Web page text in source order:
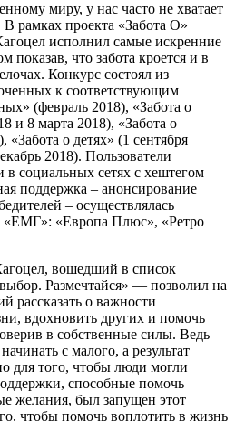
миру, у нас часто не хватает
рамках проекта «Забота О»
исполнил самые искренние
показав, что забота кроется и в
Конкурс состоял из
к соответствующим
(февраль 2018), «Забота о
и 8 марта 2018), «Забота о
о детях» (1 сентября
2018). Пользователи
в социальных сетях с хештегом
поддержка – анонсирование
– осуществлялась
«ЕМГ»: «Европа Плюс», «Ретро
вошедший в список
Размечтайся» — позволил на
рассказать о важности
вдохновить других и помочь
в собственные силы. Ведь
с малого, а результат
для того, чтобы люди могли
способные помочь
желания, был запущен этот
чтобы помочь воплотить в жизнь